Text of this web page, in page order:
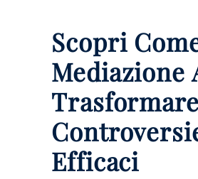
Scopri
Mediazione
Efficaci